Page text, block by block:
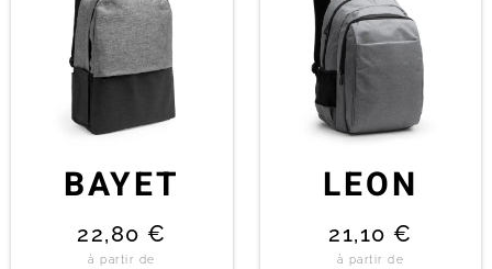
BAYET
22,80 €
à partir de
LEON
21,10 €
à partir de